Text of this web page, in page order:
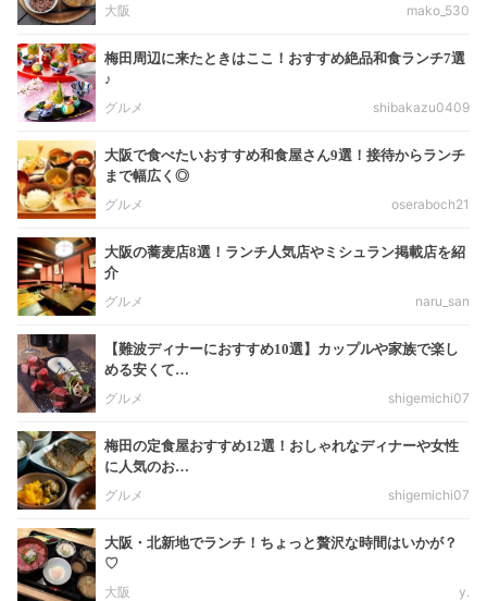
大阪
mako_530
梅田周辺に来たときはここ！おすすめ絶品和食ランチ7選
♪
グルメ
shibakazu0409
大阪で食べたいおすすめ和食屋さん9選！接待からランチ
まで幅広く◎
グルメ
oseraboch21
大阪の蕎麦店8選！ランチ人気店やミシュラン掲載店を紹
介
グルメ
naru_san
【難波ディナーにおすすめ10選】カップルや家族で楽し
める安くて…
グルメ
shigemichi07
梅田の定食屋おすすめ12選！おしゃれなディナーや女性
に人気のお…
グルメ
shigemichi07
大阪・北新地でランチ！ちょっと贅沢な時間はいかが？
♡
大阪
y.